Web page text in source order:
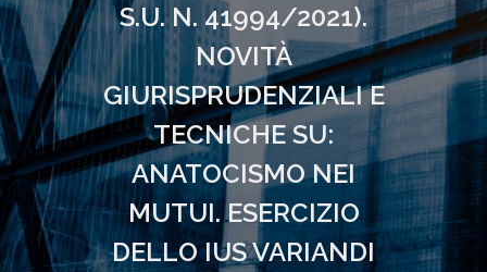
S.U. N. 41994/2021).
NOVITÀ
GIURISPRUDENZIALI E
TECNICHE SU:
ANATOCISMO NEI
MUTUI. ESERCIZIO
DELLO IUS VARIANDI